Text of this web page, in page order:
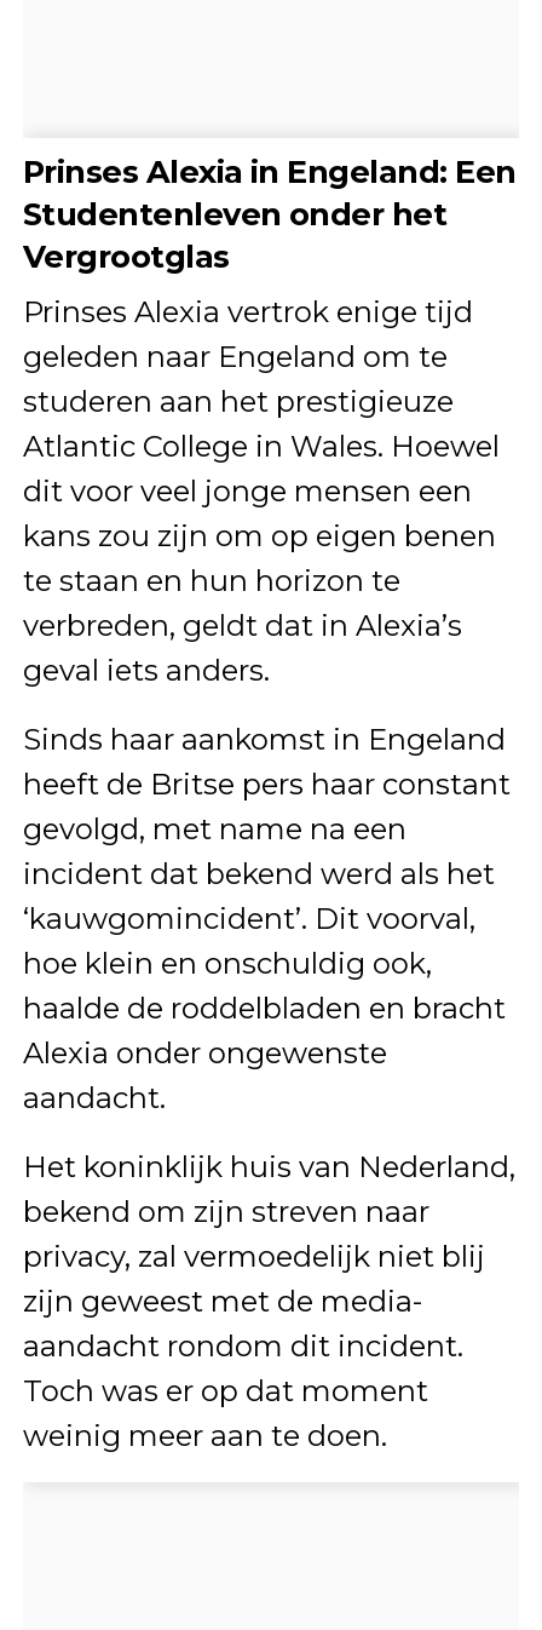
Prinses Alexia in Engeland: Een
Studentenleven onder het
Vergrootglas
Prinses Alexia vertrok enige tijd
geleden naar Engeland om te
studeren aan het prestigieuze
Atlantic College in Wales. Hoewel
dit voor veel jonge mensen een
kans zou zijn om op eigen benen
te staan en hun horizon te
verbreden, geldt dat in Alexia’s
geval iets anders.
Sinds haar aankomst in Engeland
heeft de Britse pers haar constant
gevolgd, met name na een
incident dat bekend werd als het
‘kauwgomincident’. Dit voorval,
hoe klein en onschuldig ook,
haalde de roddelbladen en bracht
Alexia onder ongewenste
aandacht.
Het koninklijk huis van Nederland,
bekend om zijn streven naar
privacy, zal vermoedelijk niet blij
zijn geweest met de media-
aandacht rondom dit incident.
Toch was er op dat moment
weinig meer aan te doen.